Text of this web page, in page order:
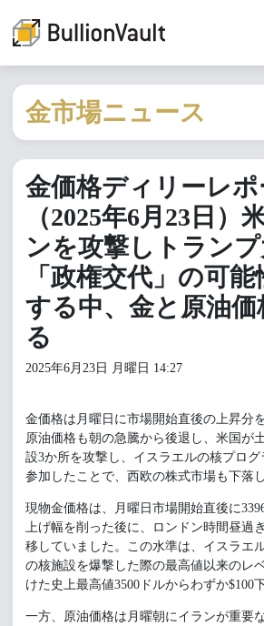
金市場ニュース
金価格ディリーレポ
（2025年6月23日）
ンを攻撃しトラン
「政権交代」の可
する中、金と原油
る
2025年6月23日 月曜日 14:27
金価格は月曜日に市場開始直後の上昇分
原油価格も朝の急騰から後退し、米国が
設3か所を攻撃し、イスラエルの核プロ
参加したことで、西欧の株式市場も下落
現物金価格は、月曜日市場開始直後に
上げ幅を削った後に、ロンドン時間昼過
移していました。この水準は、イスラエ
の核施設を爆撃した際の最高値以来のレ
けた史上最高値3500ドルからわずか$100
一方、原油価格は月曜朝にイランが重要